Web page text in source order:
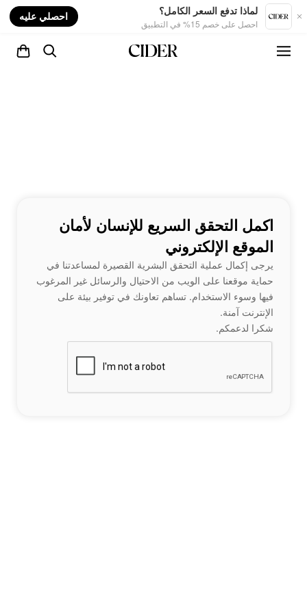
لماذا تدفع السعر الكامل؟
احصل على خصم 15% في التطبيق
احصلي عليه
اكمل التحقق السريع للإنسان لأمان
الموقع الإلكتروني
يرجى إكمال عملية التحقق البشرية القصيرة لمساعدتنا في
حماية موقعنا على الويب من الاحتيال والرسائل غير المرغوب
فيها وسوء الاستخدام. تساهم تعاونك في توفير بيئة على
الإنترنت آمنة.
شكرا لدعمكم.